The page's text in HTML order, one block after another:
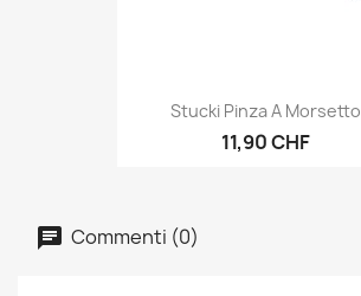
Stucki Pinza A Morsetto
11,90 CHF
Commenti (0)